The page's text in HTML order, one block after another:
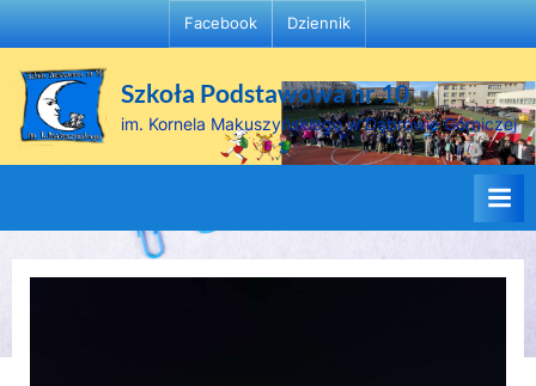
to
content
Facebook Dziennik
Szkoła Podstawowa nr 10
im. Kornela Makuszyńskiego w Dąbrowie Górniczej